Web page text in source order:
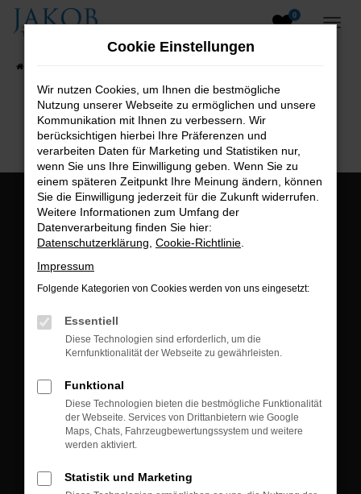
Zum
0
B2B-Shop
Öffnungszeiten:
Montag bis Freitag:
Postadresse:
Kontakt:
Tel.: +49 3745 760 90 20
Fax: +49 3745 760 90 21
Mail: fj@jakob-trading.com
Cookie Einstellungen
Wir nutzen Cookies, um Ihnen die bestmögliche
Nutzung unserer Webseite zu ermöglichen und unsere
Kommunikation mit Ihnen zu verbessern. Wir
berücksichtigen hierbei Ihre Präferenzen und
verarbeiten Daten für Marketing und Statistiken nur,
wenn Sie uns Ihre Einwilligung geben. Wenn Sie zu
einem späteren Zeitpunkt Ihre Meinung ändern, können
Sie die Einwilligung jederzeit für die Zukunft widerrufen.
Weitere Informationen zum Umfang der
Datenverarbeitung finden Sie hier:
Datenschutzerklärung Cookie-Richtlinie
Impressum
Folgende Kategorien von Cookies werden von uns eingesetzt:
Essentiell
Diese Technologien sind erforderlich, um die
Kernfunktionalität der Webseite zu gewährleisten.
Funktional
Diese Technologien bieten die bestmögliche Funktionalität
der Webseite. Services von Drittanbietern wie Google
Maps, Chats, Fahrzeugbewertungssystem und weitere
werden aktiviert.
Statistik und Marketing